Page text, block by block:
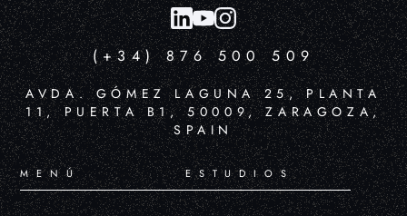
(+34) 876 500 509
AVDA. GÓMEZ LAGUNA 25, PLANTA
11, PUERTA B1, 50009, ZARAGOZA,
SPAIN
MENÚ ESTUDIOS